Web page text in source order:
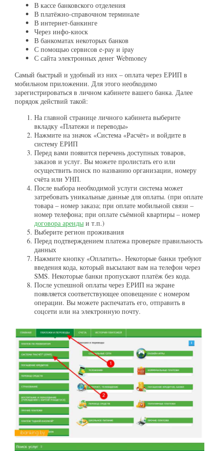
В кассе банковского отделения
В платёжно-справочном терминале
В интернет-банкинге
Через инфо-киоск
В банкоматах некоторых банков
С помощью сервисов e-pay и ipay
С сайта электронных денег Webmoney
Самый быстрый и удобный из них – оплата через ЕРИП в
мобильном приложении. Для этого необходимо
зарегистрироваться в личном кабинете вашего банка. Далее
порядок действий такой:
На главной странице личного кабинета выберите
вкладку «Платежи и переводы»
Нажмите на значок «Система «Расчёт» и войдите в
систему ЕРИП
Перед вами появится перечень доступных товаров,
заказов и услуг. Вы можете пролистать его или
осуществить поиск по названию организации, номеру
счёта или УНП.
После выбора необходимой услуги система может
затребовать уникальные данные для оплаты. (при оплате
товара – номер заказа; при оплате мобильной связи –
номер телефона; при оплате съёмной квартиры – номер
договора аренды и т.п.)
Выберите регион проживания
Перед подтверждением платежа проверьте правильность
данных
Нажмите кнопку «Оплатить». Некоторые банки требуют
введения кода, который высылают вам на телефон через
SMS. Некоторые банки пропускают платёж без кода.
После успешной оплаты через ЕРИП на экране
появляется соответствующее оповещение с номером
операции. Вы можете распечатать его, отправить в
соцсети или на электронную почту.